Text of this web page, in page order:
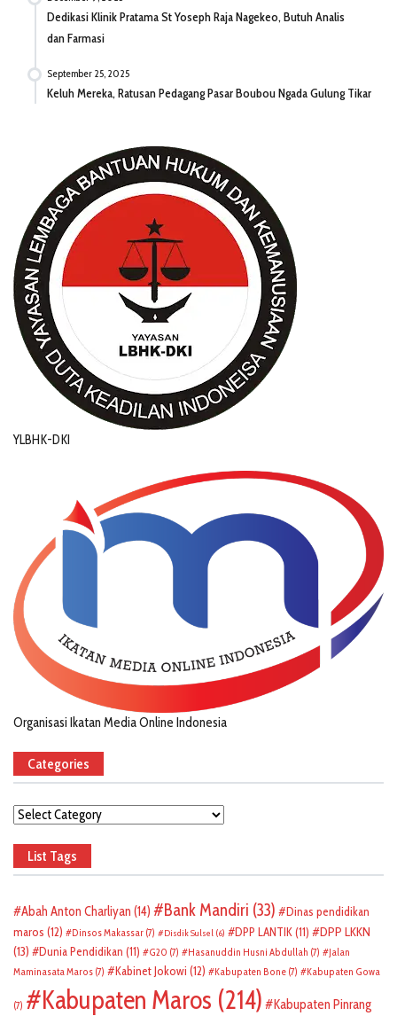
Dedikasi Klinik Pratama St Yoseph Raja Nagekeo, Butuh Analis
dan Farmasi
September 25, 2025
Keluh Mereka, Ratusan Pedagang Pasar Boubou Ngada Gulung Tikar
YLBHK-DKI
Organisasi Ikatan Media Online Indonesia
Categories
Categories
List Tags
Abah Anton Charliyan (14) Bank Mandiri (33)
Dinas pendidikan
maros (12) Dinsos Makassar (7) Disdik Sulsel (6) DPP LANTIK(11)
DPP LKKN
(13)
Dunia Pendidikan (11) G20 (7) Hasanuddin Husni Abdullah (7)
Jalan
Maminasata Maros (7) Kabinet Jokowi (12) Kabupaten Bone (7) Kabupaten Gowa
(7) Kabupaten Maros (214)
Kabupaten Pinrang